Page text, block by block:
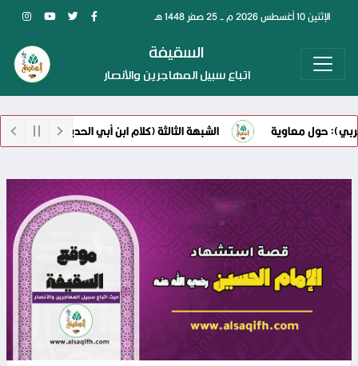
الإثنين 10 أغسطس 2026 م - 25 صفر 1448 هـ
السقيفة
اتباع سبيل المهاجرين والأنصار
معاوية الشبهة الثالثة (كلام ابن أبي الحديد) حول معاوية